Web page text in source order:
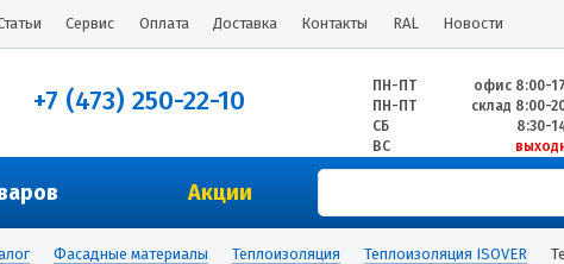
Сервис Оплата Доставка Контакты RAL Новости
+7 (473) 250-22-10 ПН-ПТ
офис 8:00-
ПН-ПТ
склад 8:00-
СБ
8:30-
ВС
Акции
Фасадные материалы Теплоизоляция Теплоизоляция ISOVER